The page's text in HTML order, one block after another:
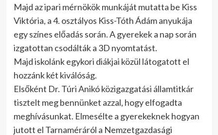
Majd az ipari mérnökök munkáját mutatta be Kiss
Viktória, a 4. osztályos Kiss-Tóth Ádám anyukája
egy színes előadás során. A gyerekek a nap során
izgatottan csodálták a 3D nyomtatást.
Majd iskolánk egykori diákjai közül látogatott el
hozzánk két kiválóság.
Elsőként Dr. Túri Anikó közigazgatási államtitkár
tisztelt meg bennünket azzal, hogy elfogadta
meghívásunkat. Elmesélte a gyerekeknek hogyan
jutott el Tarnaméráról a Nemzetgazdasági